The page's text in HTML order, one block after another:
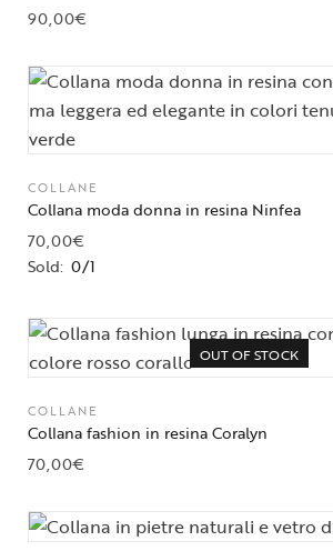
90,00€
COLLANE
Collana moda donna in resina Ninfea
70,00€
Sold: 0/1
OUT OF STOCK
COLLANE
Collana fashion in resina Coralyn
70,00€